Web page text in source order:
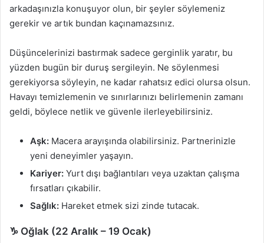
arkadaşınızla konuşuyor olun, bir şeyler söylemeniz
gerekir ve artık bundan kaçınamazsınız.
Düşüncelerinizi bastırmak sadece gerginlik yaratır, bu
yüzden bugün bir duruş sergileyin. Ne söylenmesi
gerekiyorsa söyleyin, ne kadar rahatsız edici olursa olsun.
Havayı temizlemenin ve sınırlarınızı belirlemenin zamanı
geldi, böylece netlik ve güvenle ilerleyebilirsiniz.
Aşk: Macera arayışında olabilirsiniz. Partnerinizle
yeni deneyimler yaşayın.
Kariyer: Yurt dışı bağlantıları veya uzaktan çalışma
fırsatları çıkabilir.
Sağlık: Hareket etmek sizi zinde tutacak.
♑ Oğlak (22 Aralık – 19 Ocak)